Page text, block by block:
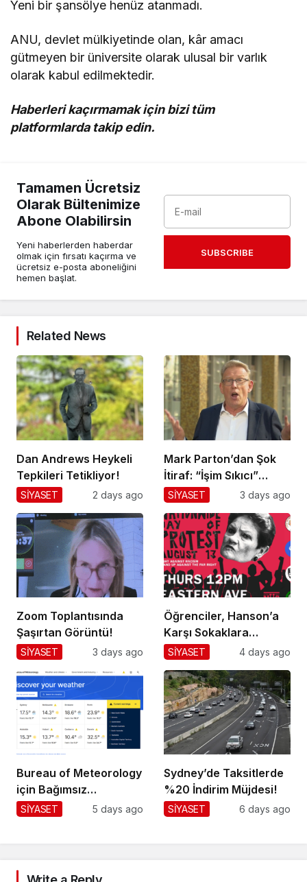
Yeni bir şansölye henüz atanmadı.
ANU, devlet mülkiyetinde olan, kâr amacı
gütmeyen bir üniversite olarak ulusal bir varlık
olarak kabul edilmektedir.
Haberleri kaçırmamak için bizi tüm
platformlarda takip edin.
Tamamen Ücretsiz
Olarak Bültenimize
Abone Olabilirsin
Yeni haberlerden haberdar
olmak için fırsatı kaçırma ve
ücretsiz e-posta aboneliğini
hemen başlat.
SUBSCRIBE
Related News
Dan Andrews Heykeli
Tepkileri Tetikliyor!
SİYASET 2 days ago
Mark Parton’dan Şok
İtiraf: “İşim Sıkıcı”
Mesajı!
SİYASET 3 days ago
Zoom Toplantısında
Şaşırtan Görüntü!
SİYASET 3 days ago
Öğrenciler, Hanson’a
Karşı Sokaklara
Dökülüyor!
SİYASET 4 days ago
Bureau of Meteorology
için Bağımsız
Değerlendirme!
SİYASET 5 days ago
Sydney’de Taksitlerde
%20 İndirim Müjdesi!
SİYASET 6 days ago